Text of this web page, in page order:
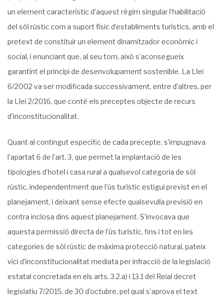
un element característic d’aquest règim singular l’habilitació
del sòl rústic com a suport físic d’establiments turístics, amb el
pretext de constituir un element dinamitzador econòmic i
social, i enunciant que, al seu torn, això s’aconsegueix
garantint el principi de desenvolupament sostenible. La Llei
6/2002 va ser modificada successivament, entre d’altres, per
la Llei 2/2016, que conté els preceptes objecte de recurs
d’inconstitucionalitat.
Quant al contingut específic de cada precepte, s’impugnava
l’apartat 6 de l’art. 3, que permet la implantació de les
tipologies d’hotel i casa rural a qualsevol categoria de sòl
rústic, independentment que l’ús turístic estigui previst en el
planejament, i deixant sense efecte qualsevulla previsió en
contra inclosa dins aquest planejament. S’invocava que
aquesta permissió directa de l’ús turístic, fins i tot en les
categories de sòl rústic de màxima protecció natural, pateix
vici d’inconstitucionalitat mediata per infracció de la legislació
estatal concretada en els arts. 3.2.a) i 13.1 del Reial decret
legislatiu 7/2015, de 30 d’octubre, pel qual s’aprova el text